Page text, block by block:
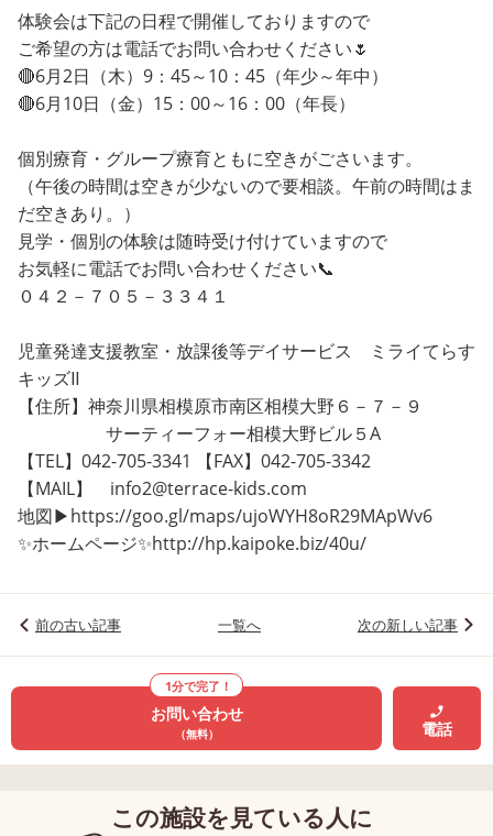
体験会は下記の日程で開催しておりますので
ご希望の方は電話でお問い合わせください🌷
🔴6月2日（木）9：45～10：45（年少～年中）
🔴6月10日（金）15：00～16：00（年長）
個別療育・グループ療育ともに空きがごさいます。
（午後の時間は空きが少ないので要相談。午前の時間はま
だ空きあり。）
見学・個別の体験は随時受け付けていますので
お気軽に電話でお問い合わせください📞
０４２－７０５－３３４１
児童発達支援教室・放課後等デイサービス ミライてらす
キッズⅡ
【住所】神奈川県相模原市南区相模大野６－７－９
サーティーフォー相模大野ビル５A
【TEL】042-705-3341 【FAX】042-705-3342
【MAIL】 info2@terrace-kids.com
地図▶https://goo.gl/maps/ujoWYH8oR29MApWv6
✨ホームページ✨http://hp.kaipoke.biz/40u/
前の古い記事 一覧へ 次の新しい記事
1分で完了！
お問い合わせ
（無料） 電話
この施設を見ている人に